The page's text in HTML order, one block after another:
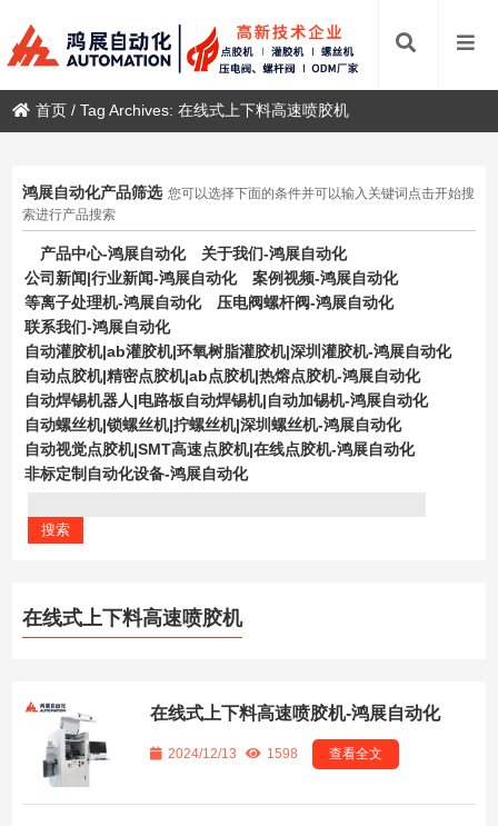
首页 /Tag Archives: 在线式上下料高速喷胶机
鸿展自动化产品筛选 您可以选择下面的条件并可以输入关键词点击开始搜
索进行产品搜索
产品中心-鸿展自动化
关于我们-鸿展自动化
公司新闻|行业新闻-鸿展自动化
案例视频-鸿展自动化
等离子处理机-鸿展自动化
压电阀螺杆阀-鸿展自动化
联系我们-鸿展自动化
自动灌胶机|ab灌胶机|环氧树脂灌胶机|深圳灌胶机-鸿展自动化
自动点胶机|精密点胶机|ab点胶机|热熔点胶机-鸿展自动化
自动焊锡机器人|电路板自动焊锡机|自动加锡机-鸿展自动化
自动螺丝机|锁螺丝机|拧螺丝机|深圳螺丝机-鸿展自动化
自动视觉点胶机|SMT高速点胶机|在线点胶机-鸿展自动化
非标定制自动化设备-鸿展自动化
在线式上下料高速喷胶机
在线式上下料高速喷胶机-鸿展自动化
2024/12/13 1598 查看全文